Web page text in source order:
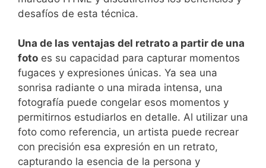
desafíos de esta técnica.
Una de las ventajas del retrato a partir de una
foto es su capacidad para⁢ capturar momentos
fugaces y expresiones únicas. Ya sea una
sonrisa radiante o una mirada ‌intensa, una
fotografía puede congelar esos ‍momentos y
permitirnos estudiarlos en detalle. Al ‍utilizar una
foto como referencia, un artista ​puede recrear
con precisión esa expresión en un⁣ retrato,
capturando la esencia de la persona ⁢y